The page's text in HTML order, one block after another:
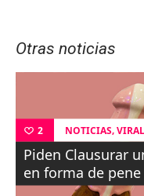
Otras noticias
2 NOTICIAS,VIRAL
Piden Clausurar
en forma de pene